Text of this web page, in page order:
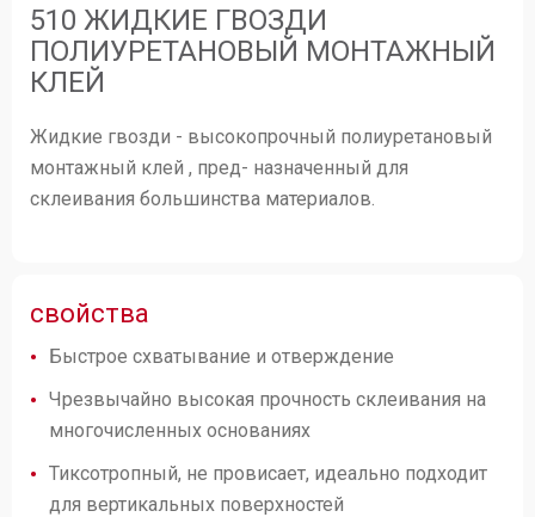
510 ЖИДКИЕ ГВОЗДИ
ПОЛИУРЕТАНОВЫЙ МОНТАЖНЫЙ
КЛЕЙ
Жидкие гвозди - высокопрочный полиуретановый
монтажный клей , пред- назначенный для
склеивания большинства материалов.
свойства
Быстрое схватывание и отверждение
Чрезвычайно высокая прочность склеивания на
многочисленных основаниях
Тиксотропный, не провисает, идеально подходит
для вертикальных поверхностей